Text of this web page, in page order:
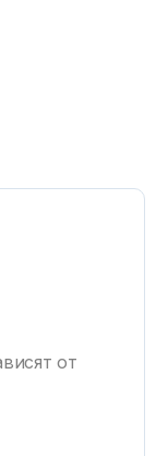
от